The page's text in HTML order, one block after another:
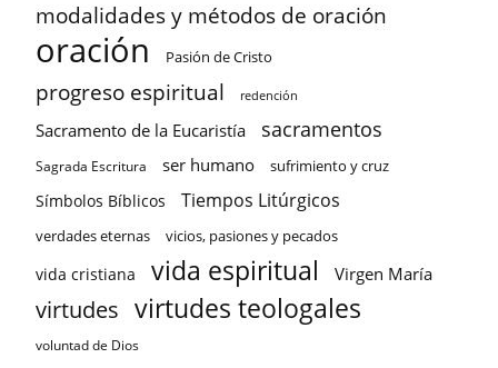
modalidades y métodos de oración
oración Pasión de Cristo
progreso espiritual redención
Sacramento de la Eucaristía sacramentos
Sagrada Escritura ser humano sufrimiento y cruz
Símbolos Bíblicos Tiempos Litúrgicos
verdades eternas vicios, pasiones y pecados
vida cristiana vida espiritual Virgen María
virtudes virtudes teologales
voluntad de Dios